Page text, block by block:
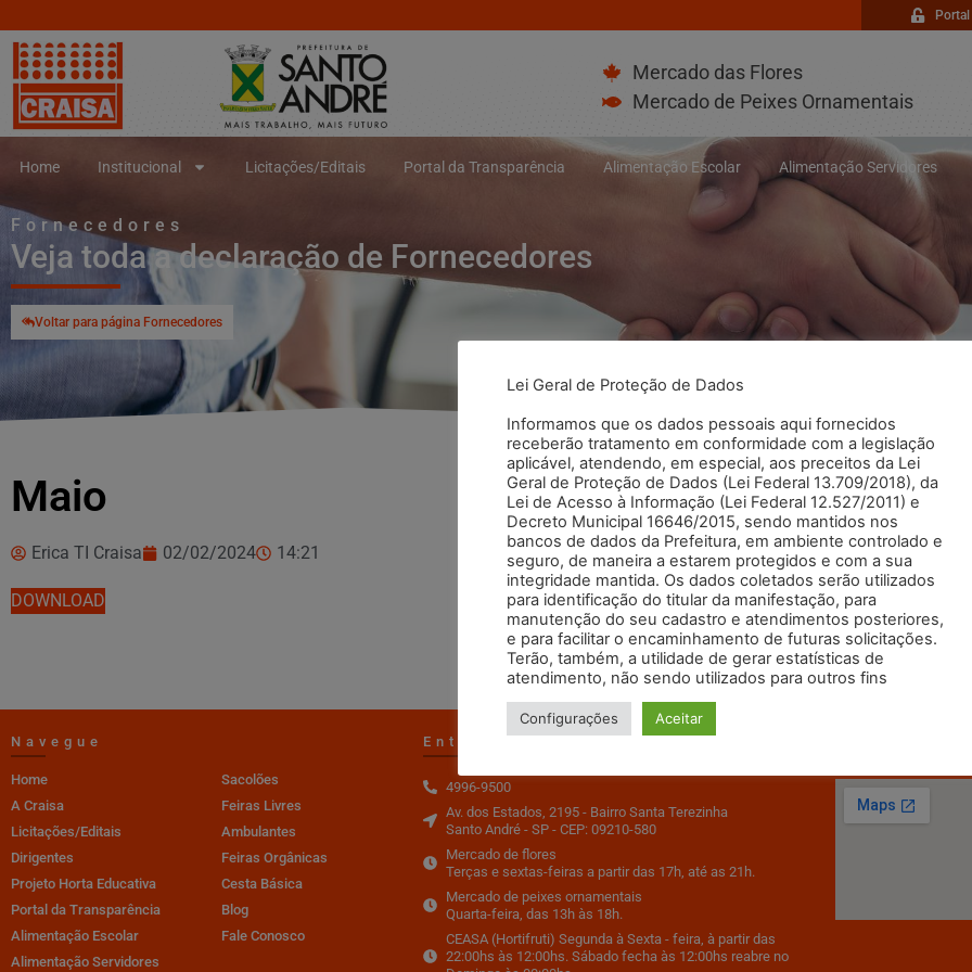
Mercado das Flores
Mercado de Peixes Ornamentais
Home Institucional Licitações/Editais Portal da Transparência Alimentação Escolar Alimentação Servidores
Fornecedores
Veja toda a declaração de Fornecedores
Voltar para página Fornecedores
Maio
Erica TI Craisa 02/02/2024 14:21
DOWNLOAD
Navegue
Home
A Craisa
Licitações/Editais
Dirigentes
Projeto Horta Educativa
Portal da Transparência
Alimentação Escolar
Alimentação Servidores
Sacolões
Feiras Livres
Ambulantes
Feiras Orgânicas
Cesta Básica
Blog
Fale Conosco
Entre em Contato
4996-9500
Av. dos Estados, 2195 - Bairro Santa Terezinha
Santo André - SP - CEP: 09210-580
Mercado de flores
Terças e sextas-feiras a partir das 17h, até as 21h.
Mercado de peixes ornamentais
Quarta-feira, das 13h às 18h.
CEASA (Hortifruti) Segunda à Sexta - feira, à partir das
22:00hs às 12:00hs. Sábado fecha às 12:00hs reabre no
Lei Geral de Proteção de Dados
Informamos que os dados pessoais aqui fornecidos
receberão tratamento em conformidade com a legislação
aplicável, atendendo, em especial, aos preceitos da Lei
Geral de Proteção de Dados (Lei Federal 13.709/2018), da
Lei de Acesso à Informação (Lei Federal 12.527/2011) e
Decreto Municipal 16646/2015, sendo mantidos nos
bancos de dados da Prefeitura, em ambiente controlado e
seguro, de maneira a estarem protegidos e com a sua
integridade mantida. Os dados coletados serão utilizados
para identificação do titular da manifestação, para
manutenção do seu cadastro e atendimentos posteriores,
e para facilitar o encaminhamento de futuras solicitações.
Terão, também, a utilidade de gerar estatísticas de
atendimento, não sendo utilizados para outros fins
Configurações Aceitar